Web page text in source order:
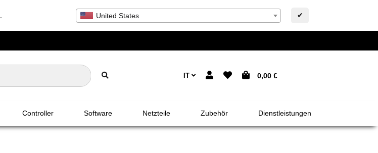
United States ✔
IT 0,00 €
Controller Software Netzteile Zubehör Dienstleistungen